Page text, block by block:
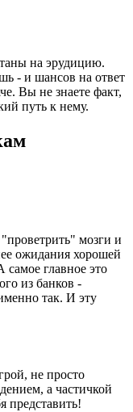
на эрудицию.
- и шансов на ответ
Вы не знаете факт,
путь к нему.
мозги и
ожидания хорошей
главное это
из банков -
так. И эту
не просто
а частичкой
представить!